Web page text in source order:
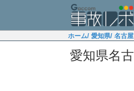
ホーム/ 愛知県/ 名古
愛知県名